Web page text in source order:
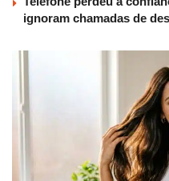
ignoram chamadas de